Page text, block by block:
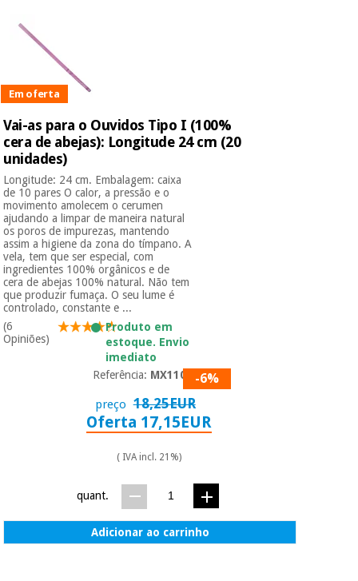
Em oferta
Vai-as para o Ouvidos Tipo I (100%
cera de abejas): Longitude 24 cm (20
unidades)
Longitude: 24 cm. Embalagem: caixa
de 10 pares O calor, a pressão e o
movimento amolecem o cerumen
ajudando a limpar de maneira natural
os poros de impurezas, mantendo
assim a higiene da zona do tímpano. A
vela, tem que ser especial, com
ingredientes 100% orgânicos e de
cera de abejas 100% natural. Não tem
que produzir fumaça. O seu lume é
controlado, constante e ...
(6
Opiniões)
Produto em
estoque. Envio
imediato
Referência: MX1105 -6%
preço 18,25EUR
Oferta 17,15EUR
( IVA incl. 21%)
quant.
Adicionar ao carrinho